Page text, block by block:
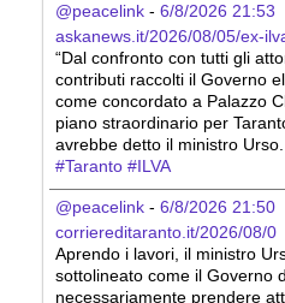
@peacelink - 6/8/2026 21:53
askanews.it/2026/08/05/ex-
“Dal confronto con tutti gli
contributi raccolti il Governo
come concordato a Palazzo
piano straordinario per
avrebbe detto il ministro Urso.
#Taranto #ILVA
@peacelink - 6/8/2026 21:50
corriereditaranto.it/2026/08/0
Aprendo i lavori, il ministro
sottolineato come il Governo
necessariamente prendere